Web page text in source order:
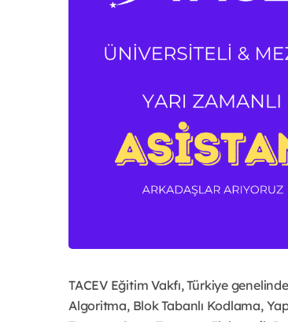
TACEV Eğitim Vakfı, Türkiye
Algoritma, Blok Tabanlı Kodlama,